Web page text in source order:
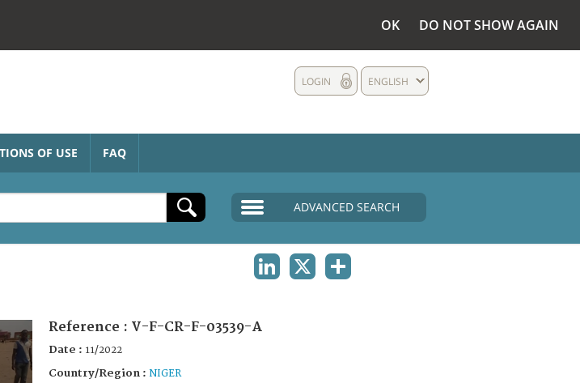
OK DO NOT SHOW AGAIN
ENGLISH
LOGIN
OF USE FAQ
ADVANCED SEARCH
Reference : V-F-CR-F-03539-A
Date : 11/2022
Country/Region : NIGER